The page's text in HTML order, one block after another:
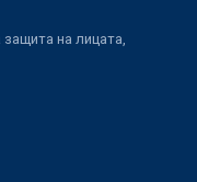
на лицата,